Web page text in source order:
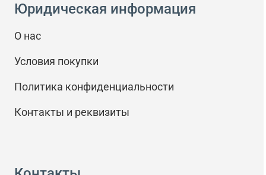
Юридическая информация
О нас
Условия покупки
Политика конфиденциальности
Контакты и реквизиты